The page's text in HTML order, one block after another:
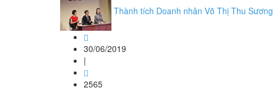
Thành tích Doanh nhân Võ Thị Thu Sương
30/06/2019
|
2565